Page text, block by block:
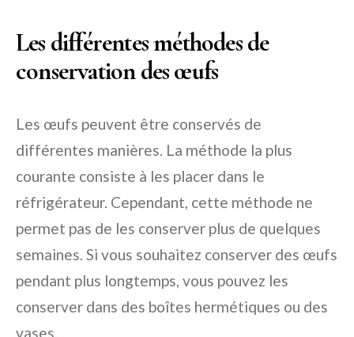
Les différentes méthodes de
conservation des œufs
Les œufs peuvent être conservés de
différentes manières. La méthode la plus
courante consiste à les placer dans le
réfrigérateur. Cependant, cette méthode ne
permet pas de les conserver plus de quelques
semaines. Si vous souhaitez conserver des œufs
pendant plus longtemps, vous pouvez les
conserver dans des boîtes hermétiques ou des
vases.